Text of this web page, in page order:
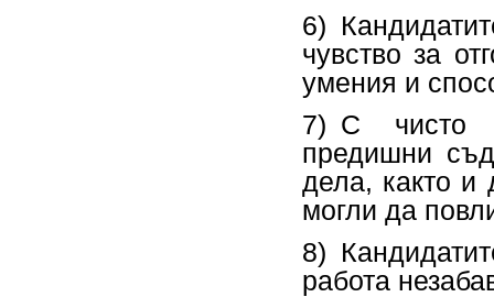
6)
чувство за
умения и
7) С чисто
предишни
дела, както и
могли да
8)
работа